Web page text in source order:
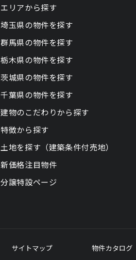
エリアから探す
埼玉県の物件を探す
群馬県の物件を探す
栃木県の物件を探す
茨城県の物件を探す
千葉県の物件を探す
建物のこだわりから探す
特徴から探す
土地を探す（建築条件付売地）
新価格注目物件
分譲特設ページ
サイトマップ 物件カタログ